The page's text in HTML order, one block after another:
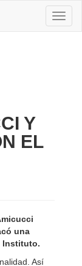
Y
EL
una
Instituto.
Así